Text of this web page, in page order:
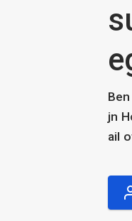
jn
ail